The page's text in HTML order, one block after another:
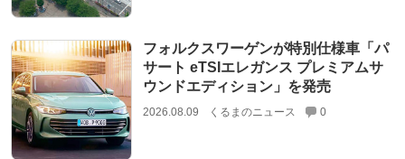
フォルクスワーゲンが特別仕様車「パ
サート eTSIエレガンス プレミアムサ
ウンドエディション」を発売
2026.08.09 くるまのニュース 0